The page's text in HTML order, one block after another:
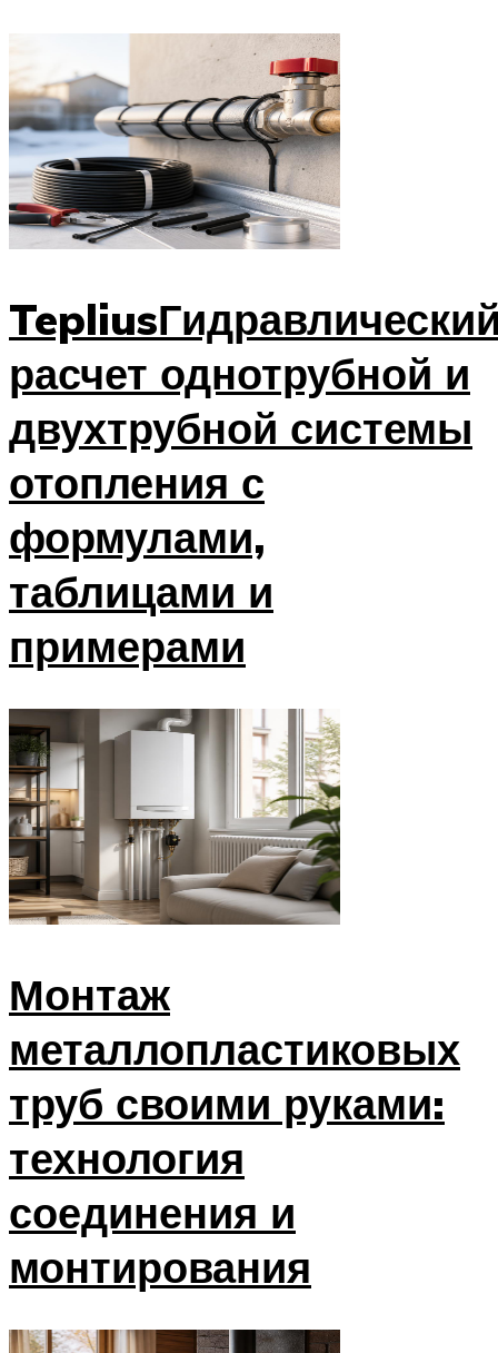
расчет однотрубной и
двухтрубной системы
отопления с
формулами,
таблицами и
примерами
Монтаж
металлопластиковых
труб своими руками:
технология
соединения и
монтирования